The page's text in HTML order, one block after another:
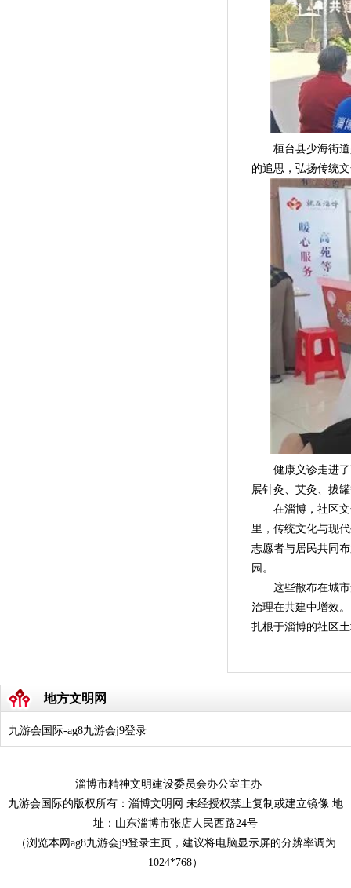
桓台县少海街道兴
的追思，弘扬传统
健康义诊走进了
展针灸、艾灸、拔
在淄博，社区文化
里，传统文化与现
志愿者与居民共同
园。
这些散布在城
治理在共建中增效
扎根于淄博的社区
地方文明网
九游会国际-ag8九游会j9登录
淄博市精神文明建设委员会办公室主办
九游会国际的版权所有：淄博文明网 未经授权禁止复制或建立镜像 地
址：山东淄博市张店人民西路24号
（浏览本网ag8九游会j9登录主页，建议将电脑显示屏的分辨率调为
1024*768）